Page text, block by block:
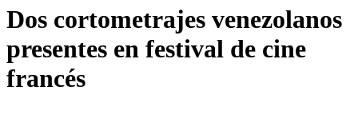
Dos cortometrajes venezolanos
presentes en festival de cine
francés